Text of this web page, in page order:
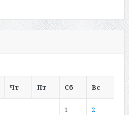
Чт Пт Сб Вс
1 2